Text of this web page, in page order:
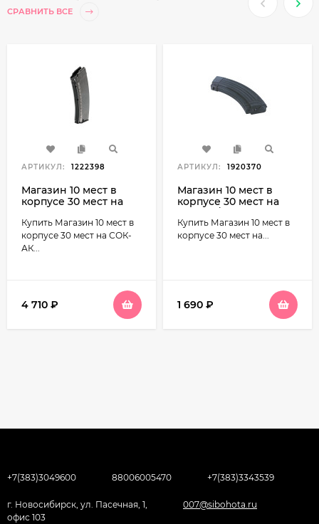
СРАВНИТЬ ВСЕ
АРТИКУЛ: 1222398
Магазин 10 мест в
корпусе 30 мест на
автоматные зацепы
сб.30
Купить Магазин 10 мест в
корпусе 30 мест на СОК-
АК...
4 710 ₽
АРТИКУЛ: 1920370
Магазин 10 мест в
корпусе 30 мест на
Купить Магазин 10 мест в
корпусе 30 мест на...
1 690 ₽
+7(383)3049600 88006005470 +7(383)3343539
г. Новосибирск, ул. Пасечная, 1,
офис 103
007@sibohota.ru